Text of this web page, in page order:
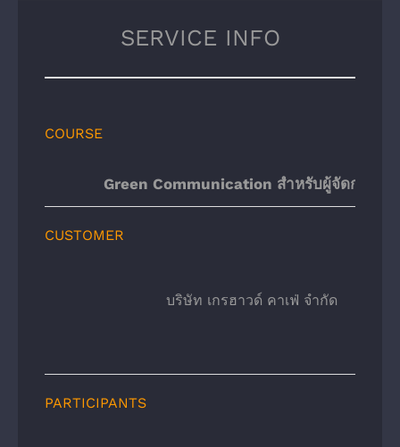
SERVICE INFO
COURSE
Green Communication สำหรับผู้จัดการร้า
CUSTOMER
บริษัท เกรฮาวด์ คาเฟ่ จํากัด
PARTICIPANTS